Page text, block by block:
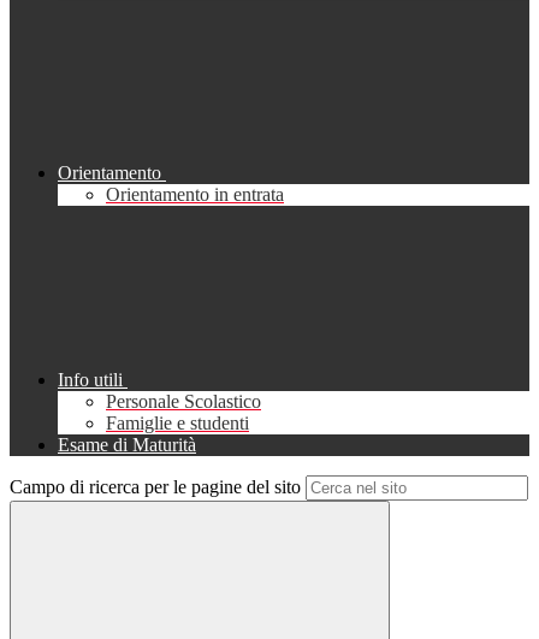
Orientamento
Orientamento in entrata
Info utili
Personale Scolastico
Famiglie e studenti
Esame di Maturità
Campo di ricerca per le pagine del sito